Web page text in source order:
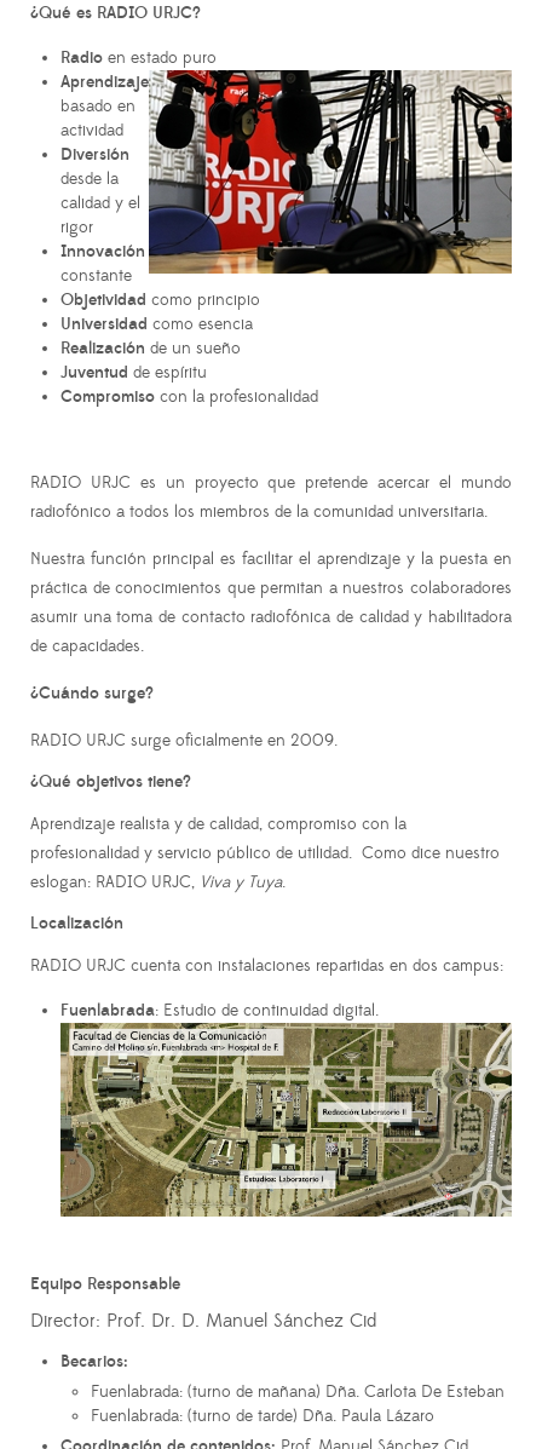
¿Qué es RADIO URJC?
Radio en estado puro
Aprendizaje
basado en
actividad
Diversión
desde la
calidad y el
rigor
Innovación
constante
Objetividad como principio
Universidad como esencia
Realización de un sueño
Juventud de espíritu
Compromiso con la profesionalidad
RADIO URJC es un proyecto que pretende acercar el mundo
radiofónico a todos los miembros de la comunidad universitaria.
Nuestra función principal es facilitar el aprendizaje y la puesta en
práctica de conocimientos que permitan a nuestros colaboradores
asumir una toma de contacto radiofónica de calidad y habilitadora
de capacidades.
¿Cuándo surge?
RADIO URJC surge oficialmente en 2009.
¿Qué objetivos tiene?
Aprendizaje realista y de calidad, compromiso con la
profesionalidad y servicio público de utilidad. Como dice nuestro
eslogan: RADIO URJC, Viva y Tuya.
Localización
RADIO URJC cuenta con instalaciones repartidas en dos campus:
Fuenlabrada: Estudio de continuidad digital.
Equipo Responsable
Director: Prof. Dr. D. Manuel Sánchez Cid
Becarios:
Fuenlabrada: (turno de mañana) Dña. Carlota De Esteban
Fuenlabrada: (turno de tarde) Dña. Paula Lázaro